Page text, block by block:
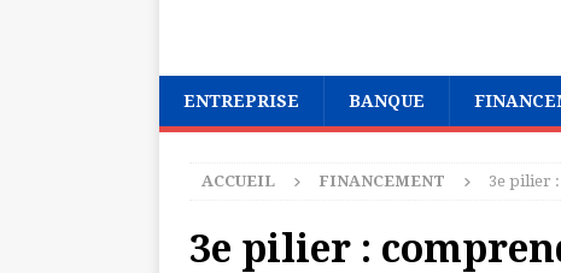
ENTREPRISE BANQUE
ACCUEIL FINANCEMENT 3e pilier :
3e pilier :